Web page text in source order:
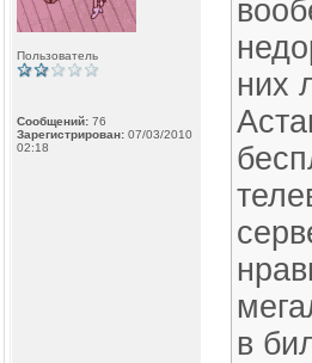
Пользователь
Сообщений: 76
Зарегистрирован: 07/03/2010
02:18
них
в